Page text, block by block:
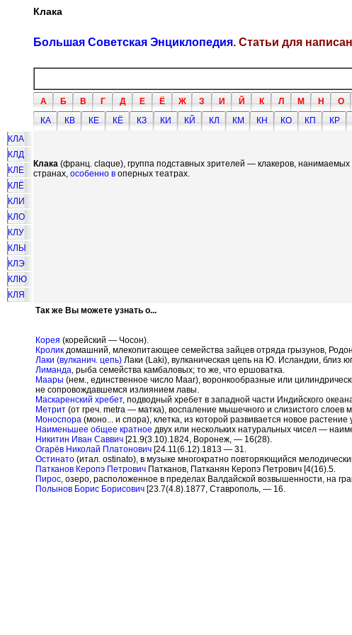
Клака
Большая Советская Энциклопедия. Статьи для
А Б В Г Д Е Ё Ж З И Й К Л М Н О
КА
КВ КЕ КЁ КЗ КИ КЙ КЛ КМ КН КО КП КР
КЛА
КЛД
КЛЕ
КЛЁ
КЛИ
КЛО
КЛУ
КЛЫ
КЛЭ
КЛЮ
КЛЯ
Клака (франц. claque), группа подставных зрителей — клакеров, нанимаемых
странах, особенно в оперных театрах.
Так же Вы можете узнать о...
Корея (корейский — Чосон).
Кролик домашний, млекопитающее семейства зайцев отряда грызунов,
Лаки (вулканич. цепь) Лаки (Laki), вулканическая цепь на Ю. Исландии, близ
Лиманда, рыба семейства камбаловых; то же, что ершоватка.
Маары (нем., единственное число Maar), воронкообразные или
не сопровождавшемся излиянием лавы.
Маскаренский хребет, подводный хребет в западной части Индийского
Метрит (от греч. metra — матка), воспаление мышечного и слизистого слоев
Моноспора (моно... и спора), клетка, из которой развивается новое
Наименьшее общее кратное двух или нескольких натуральных чисел —
Никитин Иван Саввич [21.9(3.10).1824, Воронеж, — 16(28).
Огарёв Николай Платонович [24.11(6.12).1813 — 31.
Остинато (итал. ostinato), в музыке многократно повторяющийся
Патканов Керопэ Петрович Патканов, Патканян Керопэ Петрович [4(16).5.
Пирос, озеро, расположенное в пределах Валдайской возвышенности, на
Полынов Борис Борисович [23.7(4.8).1877, Ставрополь, — 16.